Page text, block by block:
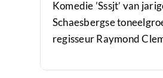
Komedie ’Sssjt’ van
Schaesbergse
regisseur Raymond